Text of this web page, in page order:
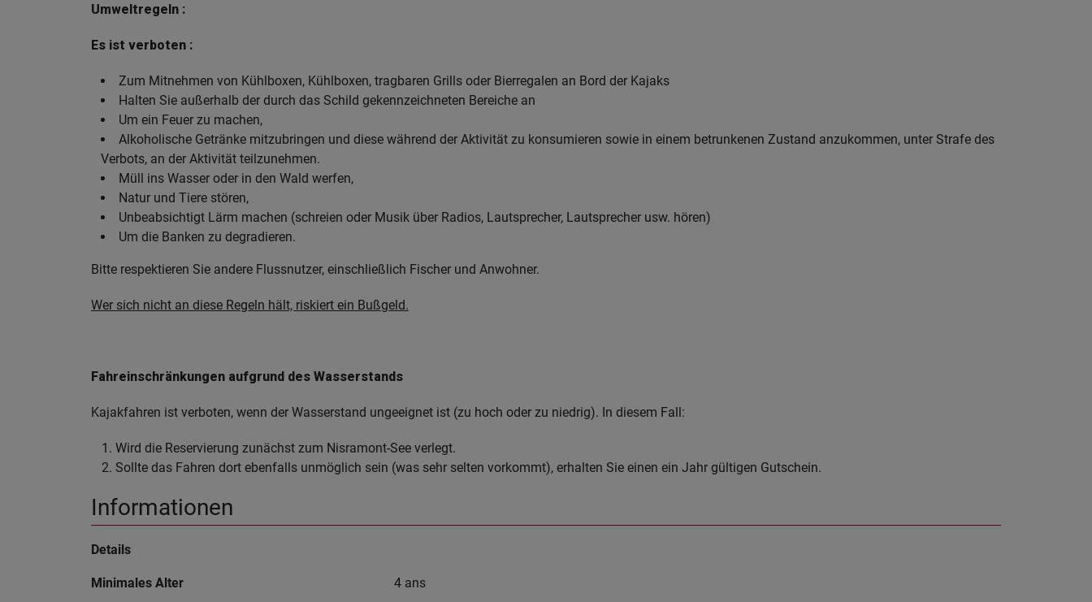
Umweltregeln :
Es ist verboten :
Zum Mitnehmen von Kühlboxen, Kühlboxen, tragbaren Grills oder Bierregalen an Bord der Kajaks
Halten Sie außerhalb der durch das Schild gekennzeichneten Bereiche an
Um ein Feuer zu machen,
Alkoholische Getränke mitzubringen und diese während der Aktivität zu konsumieren sowie in einem betrunkenen Zustand anzukommen, unter Strafe des
Verbots, an der Aktivität teilzunehmen.
Müll ins Wasser oder in den Wald werfen,
Natur und Tiere stören,
Unbeabsichtigt Lärm machen (schreien oder Musik über Radios, Lautsprecher, Lautsprecher usw. hören)
Um die Banken zu degradieren.
Bitte respektieren Sie andere Flussnutzer, einschließlich Fischer und Anwohner.
Wer sich nicht an diese Regeln hält, riskiert ein Bußgeld.
Fahreinschränkungen aufgrund des Wasserstands
Kajakfahren ist verboten, wenn der Wasserstand ungeeignet ist (zu hoch oder zu niedrig). In diesem Fall:
Wird die Reservierung zunächst zum Nisramont-See verlegt.
Sollte das Fahren dort ebenfalls unmöglich sein (was sehr selten vorkommt), erhalten Sie einen ein Jahr gültigen Gutschein.
Informationen
Details
Minimales Alter 4 ans